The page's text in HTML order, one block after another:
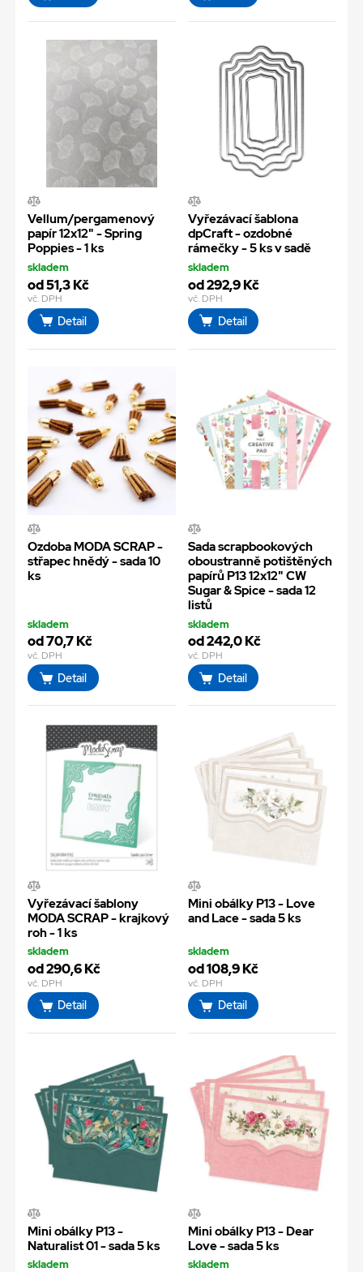
Vellum/pergamenový
papír 12x12" - Spring
Poppies - 1 ks
skladem
od 51,3 Kč
vč. DPH
Detail
Vyřezávací šablona
dpCraft - ozdobné
rámečky - 5 ks v sadě
skladem
od 292,9 Kč
vč. DPH
Detail
Ozdoba MODA SCRAP -
střapec hnědý - sada 10
ks
skladem
od 70,7 Kč
vč. DPH
Detail
Sada scrapbookových
oboustranně potištěných
papírů P13 12x12" CW
Sugar & Spice - sada 12
listů
skladem
od 242,0 Kč
vč. DPH
Detail
Vyřezávací šablony
MODA SCRAP - krajkový
roh - 1 ks
skladem
od 290,6 Kč
vč. DPH
Detail
Mini obálky P13 - Love
and Lace - sada 5 ks
skladem
od 108,9 Kč
vč. DPH
Detail
Mini obálky P13 -
Naturalist 01 - sada 5 ks
skladem
Mini obálky P13 - Dear
Love - sada 5 ks
skladem